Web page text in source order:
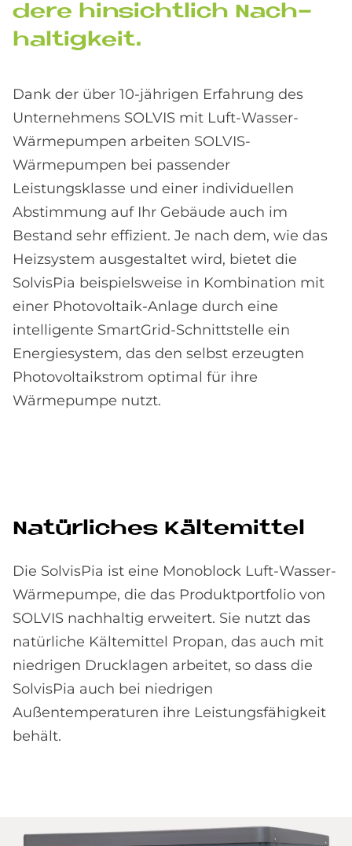
de­re hin­sicht­lich Nach­
hal­tig­keit.
Dank der über 10-jährigen Erfahrung des
Unternehmens SOLVIS mit Luft-Wasser-
Wärmepumpen arbeiten SOLVIS-
Wärmepumpen bei passender
Leistungsklasse und einer individuellen
Abstimmung auf Ihr Gebäude auch im
Bestand sehr effizient. Je nach dem, wie das
Heizsystem ausgestaltet wird, bietet die
SolvisPia beispielsweise in Kombination mit
einer Photovoltaik-Anlage durch eine
intelligente SmartGrid-Schnittstelle ein
Energiesystem, das den selbst erzeugten
Photovoltaikstrom optimal für ihre
Wärmepumpe nutzt.
Na­tür­li­ches Käl­te­mit­tel
Die SolvisPia ist eine Monoblock Luft-Wasser-
Wärmepumpe, die das Produktportfolio von
SOLVIS nachhaltig erweitert. Sie nutzt das
natürliche Kältemittel Propan, das auch mit
niedrigen Drucklagen arbeitet, so dass die
SolvisPia auch bei niedrigen
Außentemperaturen ihre Leistungsfähigkeit
behält.